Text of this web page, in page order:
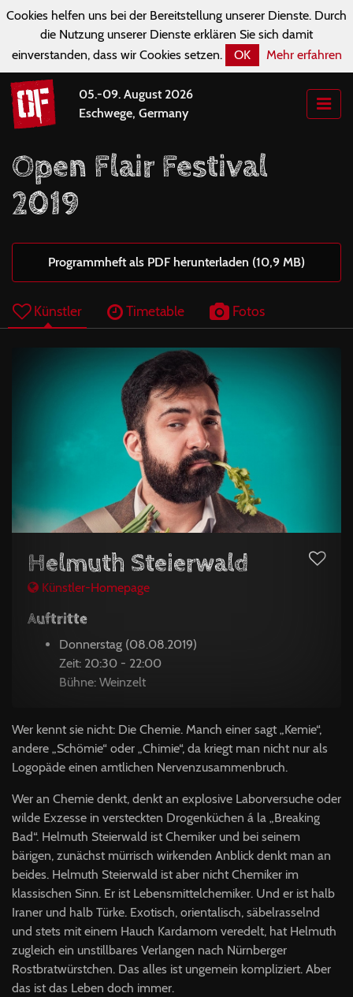
Cookies helfen uns bei der Bereitstellung unserer Dienste. Durch
die Nutzung unserer Dienste erklären Sie sich damit
einverstanden, dass wir Cookies setzen.
OK Mehr erfahren
05.-09. August 2026
Eschwege, Germany
Open Flair Festival
2019
Programmheft als PDF herunterladen (10,9 MB)
Künstler Timetable Fotos
Helmuth Steierwald
Künstler-Homepage
Auftritte
Donnerstag (08.08.2019)
Zeit: 20:30 - 22:00
Bühne: Weinzelt
Wer kennt sie nicht: Die Chemie. Manch einer sagt „Kemie“,
andere „Schömie“ oder „Chimie“, da kriegt man nicht nur als
Logopäde einen amtlichen Nervenzusammenbruch.
Wer an Chemie denkt, denkt an explosive Laborversuche oder
wilde Exzesse in versteckten Drogenküchen á la „Breaking
Bad“. Helmuth Steierwald ist Chemiker und bei seinem
bärigen, zunächst mürrisch wirkenden Anblick denkt man an
beides. Helmuth Steierwald ist aber nicht Chemiker im
klassischen Sinn. Er ist Lebensmittelchemiker. Und er ist halb
Iraner und halb Türke. Exotisch, orientalisch, säbelrasselnd
und stets mit einem Hauch Kardamom veredelt, hat Helmuth
zugleich ein unstillbares Verlangen nach Nürnberger
Rostbratwürstchen. Das alles ist ungemein kompliziert. Aber
das ist das Leben doch immer.